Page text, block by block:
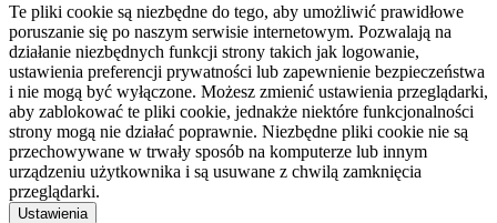
Te pliki cookie są niezbędne do tego, aby umożliwić prawidłowe
poruszanie się po naszym serwisie internetowym. Pozwalają na
działanie niezbędnych funkcji strony takich jak logowanie,
ustawienia preferencji prywatności lub zapewnienie bezpieczeństwa
i nie mogą być wyłączone. Możesz zmienić ustawienia przeglądarki,
aby zablokować te pliki cookie, jednakże niektóre funkcjonalności
strony mogą nie działać poprawnie. Niezbędne pliki cookie nie są
przechowywane w trwały sposób na komputerze lub innym
urządzeniu użytkownika i są usuwane z chwilą zamknięcia
przeglądarki.
Ustawienia